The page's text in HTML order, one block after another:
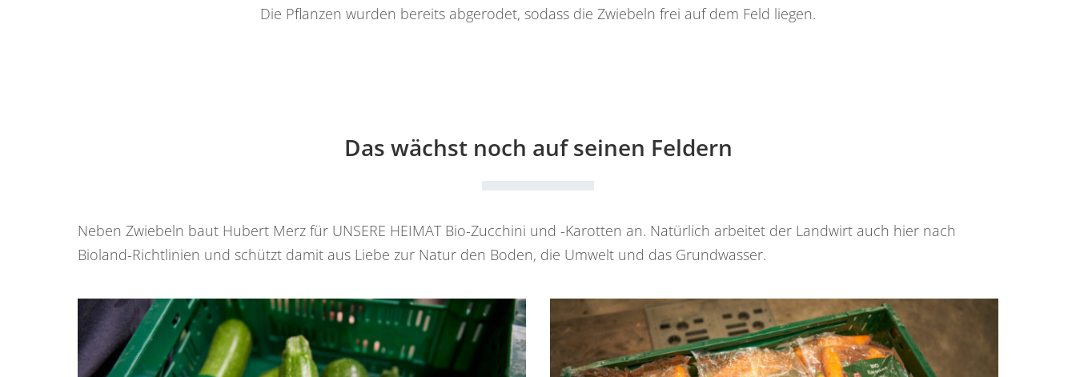
Die Pflanzen wurden bereits abgerodet, sodass die Zwiebeln frei auf dem Feld liegen.
Das wächst noch auf seinen Feldern
Neben Zwiebeln baut Hubert Merz für UNSERE HEIMAT Bio-Zucchini und -Karotten an. Natürlich arbeitet der Landwirt auch hier nach
Bioland-Richtlinien und schützt damit aus Liebe zur Natur den Boden, die Umwelt und das Grundwasser.